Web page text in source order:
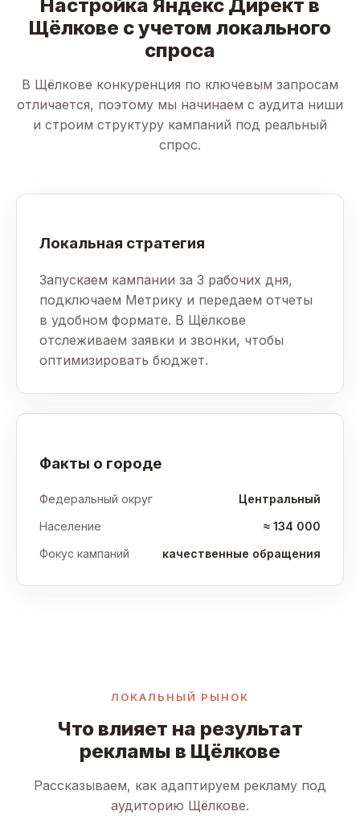
Настройка Яндекс Директ в
Щёлкове с учетом локального
спроса
В Щёлкове конкуренция по ключевым запросам
отличается, поэтому мы начинаем с аудита ниши
и строим структуру кампаний под реальный
спрос.
Локальная стратегия
Запускаем кампании за 3 рабочих дня,
подключаем Метрику и передаем отчеты
в удобном формате. В Щёлкове
отслеживаем заявки и звонки, чтобы
оптимизировать бюджет.
Факты о городе
Федеральный округ
Центральный
Население
≈ 134 000
Фокус кампаний
качественные обращения
ЛОКАЛЬНЫЙ РЫНОК
Что влияет на результат
рекламы в Щёлкове
Рассказываем, как адаптируем рекламу под
аудиторию Щёлкове.